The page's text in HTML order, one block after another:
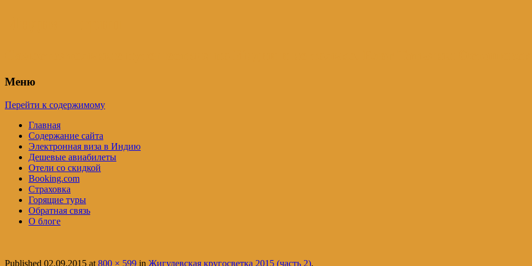
Меню
Перейти к содержимому
Главная
Содержание сайта
Электронная виза в Индию
Дешевые авиабилеты
Отели со скидкой
Booking.com
Страховка
Горящие туры
Обратная связь
О блоге
Published 02.09.2015 at800 × 599 in Жигулевская кругосветка 2015 (часть 2).